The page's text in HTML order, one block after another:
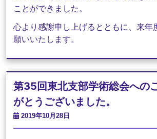
ことができました。
心より感謝申し上げるとともに、 来年
願いいたします。
第35回東北支部学術総会への
がとうございました。
2019年10月28日